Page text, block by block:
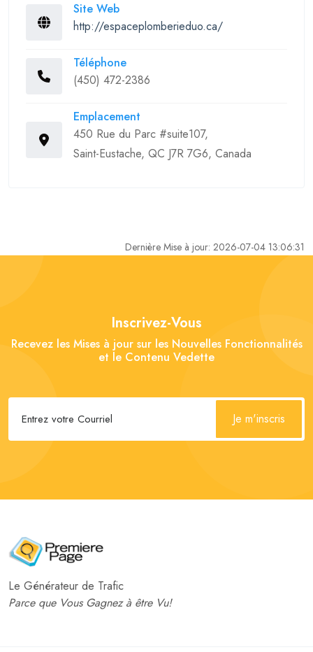
Site Web
http://espaceplomberieduo.ca/
Téléphone
(450) 472-2386
Emplacement
450 Rue du Parc #suite107,
Saint-Eustache, QC J7R 7G6, Canada
Dernière Mise à jour: 2026-07-04 13:06:31
Inscrivez-Vous
Recevez les Mises à jour sur les Nouvelles Fonctionnalités
et le Contenu Vedette
Je m'inscris
Le Générateur de Trafic
Parce que Vous Gagnez à être Vu!